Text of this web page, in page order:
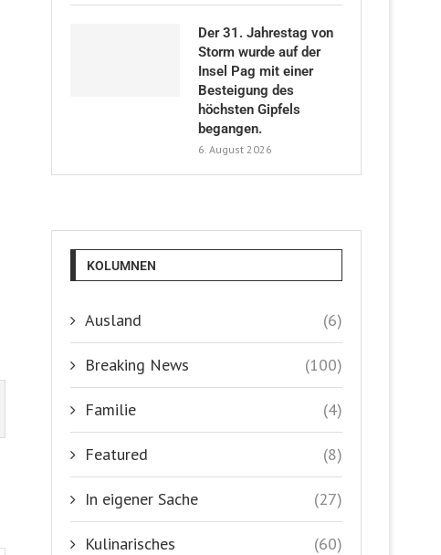
Der 31. Jahrestag von
Storm wurde auf der
Insel Pag mit einer
Besteigung des
höchsten Gipfels
begangen.
6. August 2026
KOLUMNEN
Ausland (6)
Breaking News (100)
Familie (4)
Featured (8)
In eigener Sache (27)
Kulinarisches (60)